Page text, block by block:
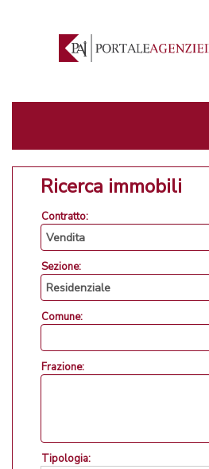
Ricerca immobili
Contratto:
Sezione:
Comune:
Frazione:
Tipologia: